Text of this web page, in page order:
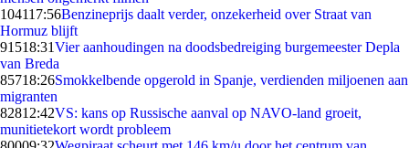
104117:56Benzineprijs daalt verder, onzekerheid over Straat van
Hormuz blijft
91518:31Vier aanhoudingen na doodsbedreiging burgemeester Depla
van Breda
85718:26Smokkelbende opgerold in Spanje, verdienden miljoenen aan
migranten
82812:42VS: kans op Russische aanval op NAVO-land groeit,
munitietekort wordt probleem